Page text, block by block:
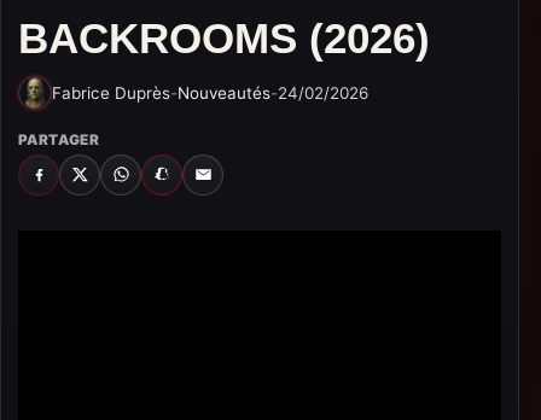
BACKROOMS (2026)
Fabrice Duprès-Nouveautés-24/02/2026
PARTAGER
FACEBOOK
X WHATSAPP
SNAPCHAT
EMAIL